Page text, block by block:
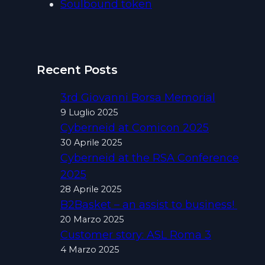
Soulbound token
Recent Posts
3rd Giovanni Borsa Memorial
9 Luglio 2025
Cyberneid at Comicon 2025
30 Aprile 2025
Cyberneid at the RSA Conference
2025
28 Aprile 2025
B2Basket – an assist to business!
20 Marzo 2025
Customer story: ASL Roma 3
4 Marzo 2025